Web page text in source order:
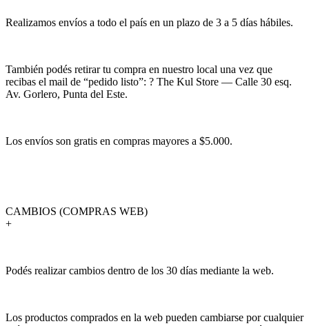
Realizamos envíos a todo el país en un plazo de 3 a 5 días hábiles.
También podés retirar tu compra en nuestro local una vez que
recibas el mail de “pedido listo”: ? The Kul Store — Calle 30 esq.
Av. Gorlero, Punta del Este.
Los envíos son gratis en compras mayores a $5.000.
CAMBIOS (COMPRAS WEB)
+
Podés realizar cambios dentro de los 30 días mediante la web.
Los productos comprados en la web pueden cambiarse por cualquier